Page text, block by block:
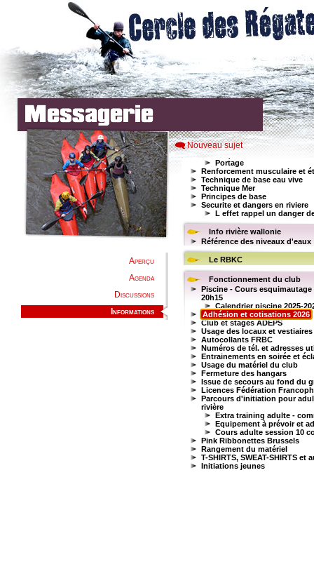
Aperçu
Agenda
Discussions
Informations
Nouveau sujet